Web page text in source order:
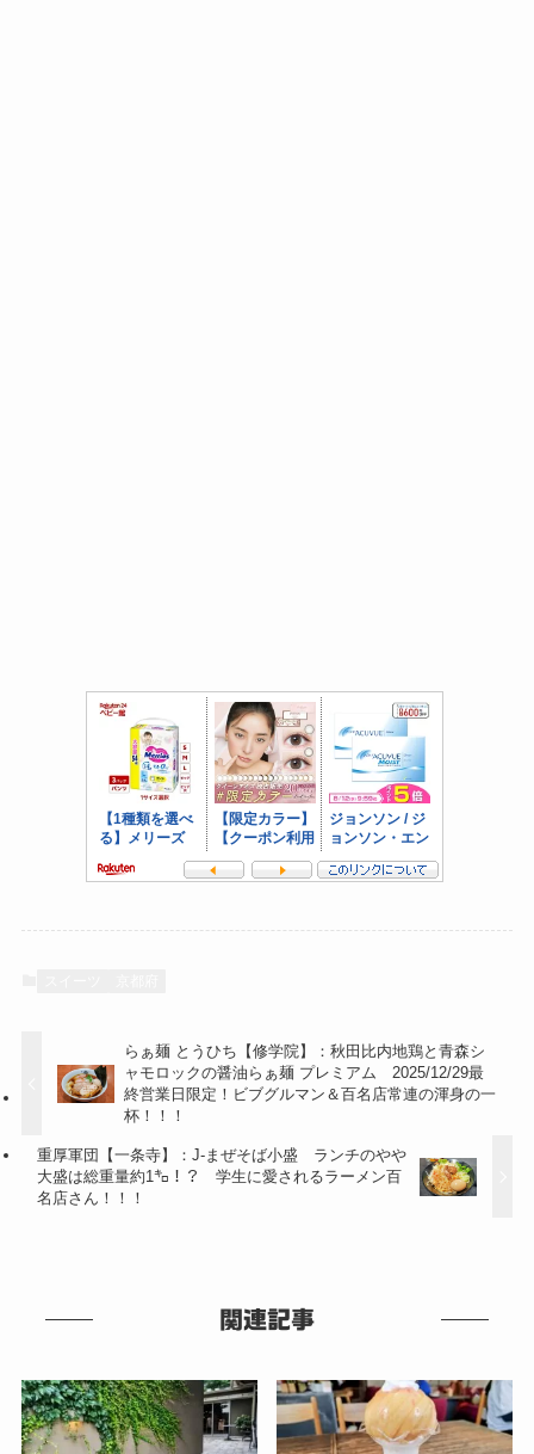
らぁ麺 とうひち【修学院】：秋田比内地鶏と青森シ
ャモロックの醤油らぁ麺 プレミアム 2025/12/29最
終営業日限定！ビブグルマン＆百名店常連の渾身の一
杯！！！
重厚軍団【一条寺】：J-まぜそば小盛 ランチのやや
大盛は総重量約1㌔！？ 学生に愛されるラーメン百
名店さん！！！
関連記事